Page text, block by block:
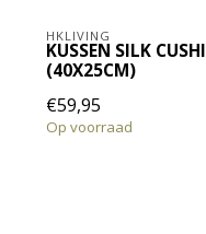
HKLIVING
KUSSEN SILK
(40X25CM)
€59,95
Op voorraad